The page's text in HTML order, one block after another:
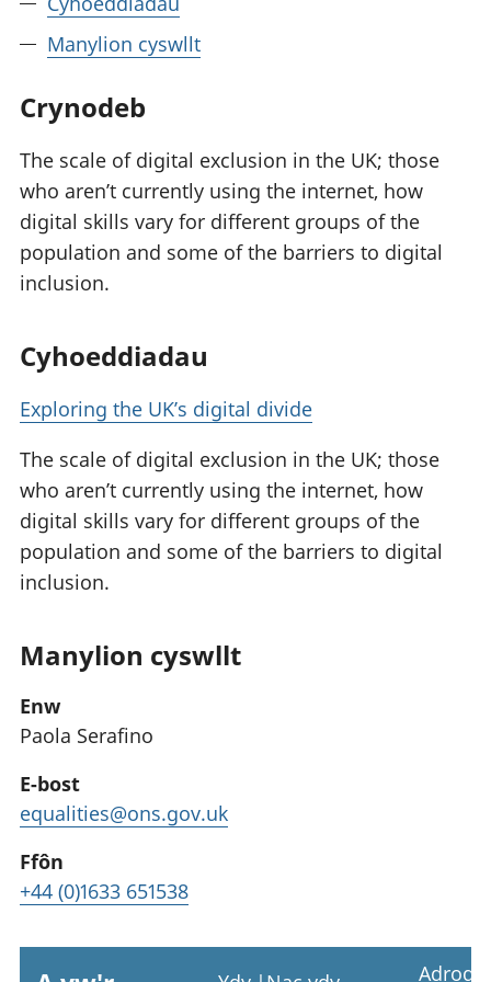
Manylion cyswllt
Crynodeb
The scale of digital exclusion in the UK; those
who aren’t currently using the internet, how
digital skills vary for different groups of the
population and some of the barriers to digital
inclusion.
Cyhoeddiadau
Exploring the UK’s digital divide
The scale of digital exclusion in the UK; those
who aren’t currently using the internet, how
digital skills vary for different groups of the
population and some of the barriers to digital
inclusion.
Manylion cyswllt
Enw
Paola Serafino
E-bost
equalities@ons.gov.uk
Ffôn
+44 (0)1633 651538
Adrodd